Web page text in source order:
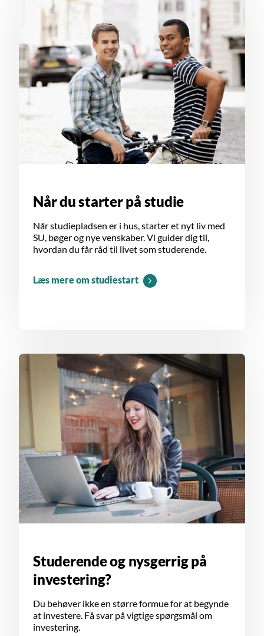
Når du starter på studie
Når studiepladsen er i hus, starter et nyt liv med
SU, bøger og nye venskaber. Vi guider dig til,
hvordan du får råd til livet som studerende.
Læs mere om studiestart
Studerende og nysgerrig på
investering?
Du behøver ikke en større formue for at begynde
at investere. Få svar på vigtige spørgsmål om
investering.